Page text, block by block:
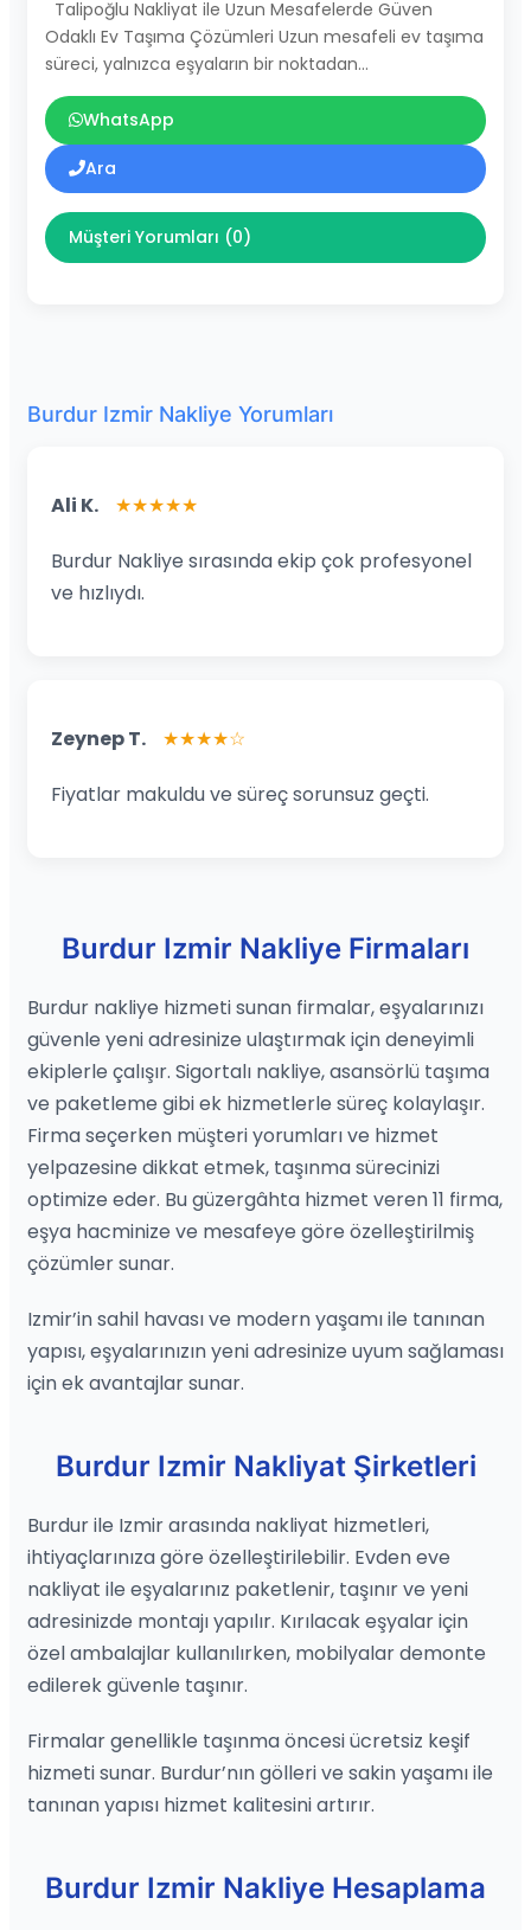
Talipoğlu Nakliyat ile Uzun Mesafelerde Güven
Odaklı Ev Taşıma Çözümleri Uzun mesafeli ev taşıma
süreci, yalnızca eşyaların bir noktadan…
WhatsApp
Ara
Müşteri Yorumları (0)
Burdur Izmir Nakliye Yorumları
Ali K. ★★★★★
Burdur Nakliye sırasında ekip çok profesyonel
ve hızlıydı.
Zeynep T. ★★★★☆
Fiyatlar makuldu ve süreç sorunsuz geçti.
Burdur Izmir Nakliye Firmaları
Burdur nakliye hizmeti sunan firmalar, eşyalarınızı
güvenle yeni adresinize ulaştırmak için deneyimli
ekiplerle çalışır. Sigortalı nakliye, asansörlü taşıma
ve paketleme gibi ek hizmetlerle süreç kolaylaşır.
Firma seçerken müşteri yorumları ve hizmet
yelpazesine dikkat etmek, taşınma sürecinizi
optimize eder. Bu güzergâhta hizmet veren 11 firma,
eşya hacminize ve mesafeye göre özelleştirilmiş
çözümler sunar.
Izmir’in sahil havası ve modern yaşamı ile tanınan
yapısı, eşyalarınızın yeni adresinize uyum sağlaması
için ek avantajlar sunar.
Burdur Izmir Nakliyat Şirketleri
Burdur ile Izmir arasında nakliyat hizmetleri,
ihtiyaçlarınıza göre özelleştirilebilir. Evden eve
nakliyat ile eşyalarınız paketlenir, taşınır ve yeni
adresinizde montajı yapılır. Kırılacak eşyalar için
özel ambalajlar kullanılırken, mobilyalar demonte
edilerek güvenle taşınır.
Firmalar genellikle taşınma öncesi ücretsiz keşif
hizmeti sunar. Burdur’nın gölleri ve sakin yaşamı ile
tanınan yapısı hizmet kalitesini artırır.
Burdur Izmir Nakliye Hesaplama